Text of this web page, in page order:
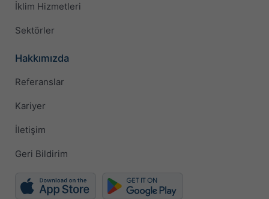
İklim Hizmetleri
Sektörler
Hakkımızda
Referanslar
Kariyer
İletişim
Geri Bildirim